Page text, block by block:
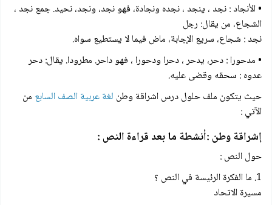
• الأنجاد : نجد ، ينجد ، نجده ونجادة، فهو نجد، ونجد، نحيد. جمع نجد ،
الشجاع، من يقال: رجل
نجد : شجاع، سريع الإجابة، ماض فيما لا يستطيع سواه.
• مدحورا : دحر، يدحر ، دحرا ودحورا ، فهو داحر. مطرودا. يقال: دحر
عدوه : سحقه وقضى عليه.
حيث يتكون ملف حلول درس اشراقة وطن لغة عربية الصف السابع من
الآتي :
إشراقة وطن :أنشطة ما بعد قراءة النص :
حول النص :
1. ما الفكرة الرئيسة في النص ؟
مسيرة الاتحاد